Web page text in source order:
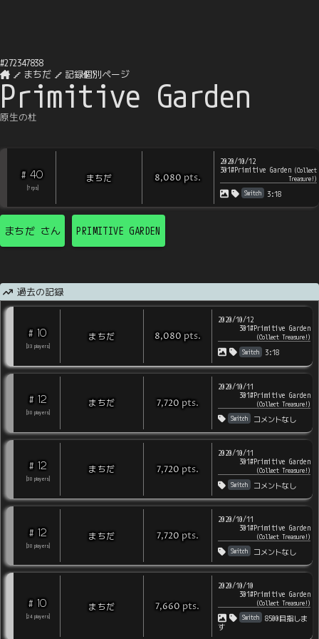
#272347838
まちだ
記録個別ページ
Primitive Garden
原生の杜
# 40
? rps]
まちだ 8,080 pts.
2020/10/12
301#Primitive Garden(Collect
Treasure!)
Switch
3:18
まちだ さん PRIMITIVE GARDEN
過去の記録
# 10
33 players
まちだ 8,080 pts.
2020/10/12
301#Primitive Garden
(Collect Treasure!)
Switch
3:18
# 12
30 players
まちだ 7,720 pts.
2020/10/11
301#Primitive Garden
(Collect Treasure!)
Switch
コメントなし
# 12
30 players
まちだ 7,720 pts.
2020/10/11
301#Primitive Garden
(Collect Treasure!)
Switch
コメントなし
# 12
30 players
まちだ 7,720 pts.
2020/10/11
301#Primitive Garden
(Collect Treasure!)
Switch
コメントなし
# 10
24 players
まちだ 7,660 pts.
2020/10/10
301#Primitive Garden
(Collect Treasure!)
Switch
8500目指しま
す